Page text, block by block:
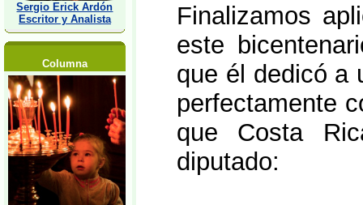
Sergio Erick Ardón
Escritor y Analista
Columna
Finalizamos
este
que él dedicó a
perfectamente
que Costa
diputado: